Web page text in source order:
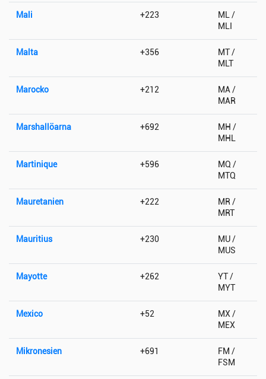
Mali +223
ML /
MLI
Malta +356
MT /
MLT
Marocko +212
MA /
MAR
Marshallöarna +692
MH /
MHL
Martinique +596
MQ /
MTQ
Mauretanien +222
MR /
MRT
Mauritius +230
MU /
MUS
Mayotte +262
YT /
MYT
Mexico +52
MX /
MEX
Mikronesien +691
FM /
FSM